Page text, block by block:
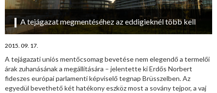
A tejágazat megmentéséhez az eddigieknél több kell
2015. 09. 17.
A tejágazati uniós mentőcsomag bevetése nem elegendő a termelői
árak zuhanásának a megállítására – jelentette ki Erdős Norbert
fideszes európai parlamenti képviselő tegnap Brüsszelben. Az
egyedül bevethető két hatékony eszköz most a sovány tejpor, a vaj